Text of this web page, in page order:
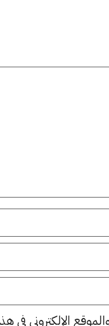
الإلكتروني في